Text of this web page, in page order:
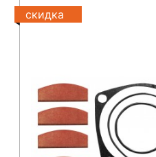
скидка